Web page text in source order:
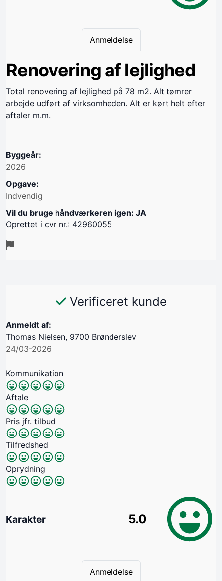
Anmeldelse
Renovering af lejlighed
Total renovering af lejlighed på 78 m2. Alt tømrer
arbejde udført af virksomheden. Alt er kørt helt efter
aftaler m.m.
Byggeår:
2026
Opgave:
Indvendig
Vil du bruge håndværkeren igen: JA
Oprettet i cvr nr.: 42960055
Verificeret kunde
Anmeldt af:
Thomas Nielsen, 9700 Brønderslev
24/03-2026
Kommunikation
Aftale
Pris jfr. tilbud
Tilfredshed
Oprydning
Karakter 5.0
Anmeldelse